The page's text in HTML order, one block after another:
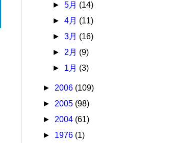
►5月 (14)
►4月 (11)
►3月 (16)
► 2月 (9)
► 1月 (3)
► 2006 (109)
► 2005 (98)
► 2004 (61)
► 1976 (1)